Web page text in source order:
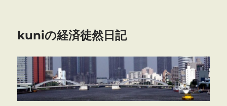
kuniの経済徒然日記